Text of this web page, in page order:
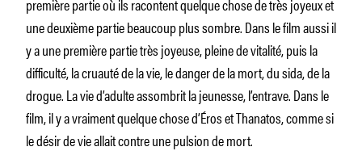
une deuxième partie beaucoup plus sombre. Dans le film aussi il
y a une première partie très joyeuse, pleine de vitalité, puis la
difficulté, la cruauté de la vie, le danger de la mort, du sida, de la
drogue. La vie d’adulte assombrit la jeunesse, l’entrave. Dans le
film, il y a vraiment quelque chose d’Éros et Thanatos, comme si
le désir de vie allait contre une pulsion de mort.